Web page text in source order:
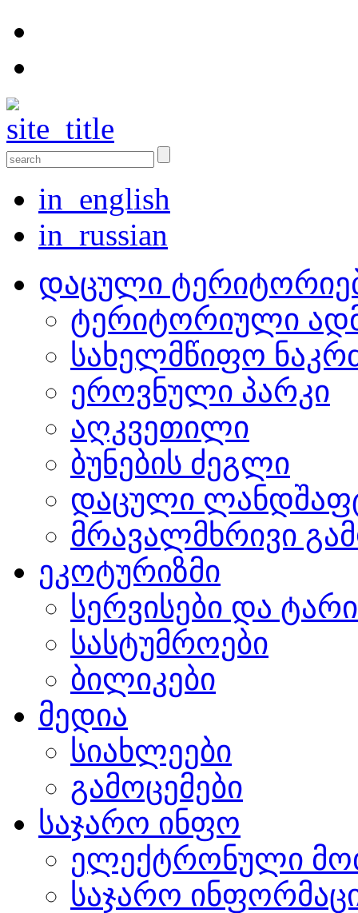
in_english
in_russian
დაცული
ტერიტორიული
სახელმწიფო
ეროვნული პარკი
აღკვეთილი
ბუნების ძეგლი
დაცული
მრავალმხრივი
ეკოტურიზმი
სერვისები და
სასტუმროები
ბილიკები
მედია
სიახლეები
გამოცემები
საჯარო ინფო
ელექტრონული
საჯარო